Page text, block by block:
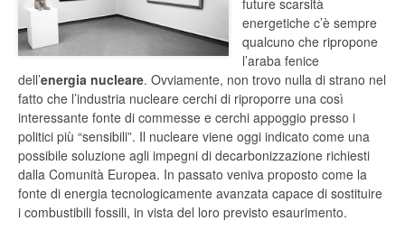
future scarsità
energetiche c’è sempre
qualcuno che ripropone
l’araba fenice
dell’energia nucleare. Ovviamente, non trovo nulla di strano nel
fatto che l’industria nucleare cerchi di riproporre una così
interessante fonte di commesse e cerchi appoggio presso i
politici più “sensibili”. Il nucleare viene oggi indicato come una
possibile soluzione agli impegni di decarbonizzazione richiesti
dalla Comunità Europea. In passato veniva proposto come la
fonte di energia tecnologicamente avanzata capace di sostituire
i combustibili fossili, in vista del loro previsto esaurimento.